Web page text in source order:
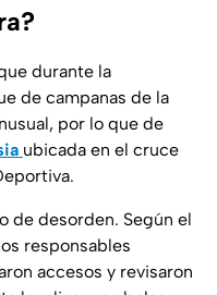
durante la
de campanas de la
por lo que de
ubicada en el cruce
de desorden. Según el
responsables
accesos y revisaron